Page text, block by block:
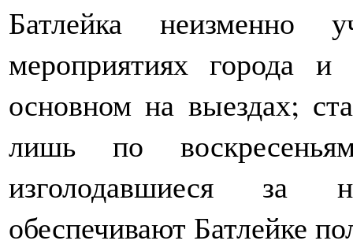
Батлейка неизменно
мероприятиях города
основном на выездах;
лишь по
изголодавшиеся за
обеспечивают Батлейке